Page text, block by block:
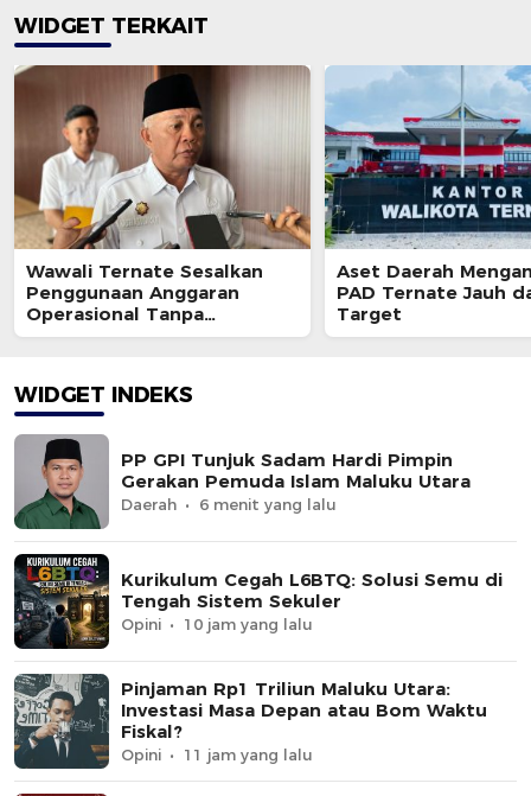
WIDGET TERKAIT
Wawali Ternate Sesalkan
Penggunaan Anggaran
Operasional Tanpa
Sepengetahuannya
Aset Daerah
PAD Ternate Jauh
Target
WIDGET INDEKS
PP GPI Tunjuk Sadam Hardi Pimpin
Gerakan Pemuda Islam Maluku Utara
Daerah 6 menit yang lalu
Kurikulum Cegah L6BTQ: Solusi Semu di
Tengah Sistem Sekuler
Opini 10 jam yang lalu
Pinjaman Rp1 Triliun Maluku Utara:
Investasi Masa Depan atau Bom Waktu
Fiskal?
Opini 11 jam yang lalu